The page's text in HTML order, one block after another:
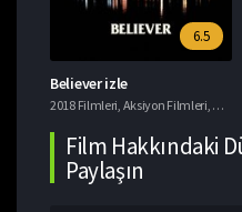
, Tavsiye Filmler
6.5
Believer izle
2018 Filmleri Aksiyon Filmleri
Film Hakkındaki
Paylaşın